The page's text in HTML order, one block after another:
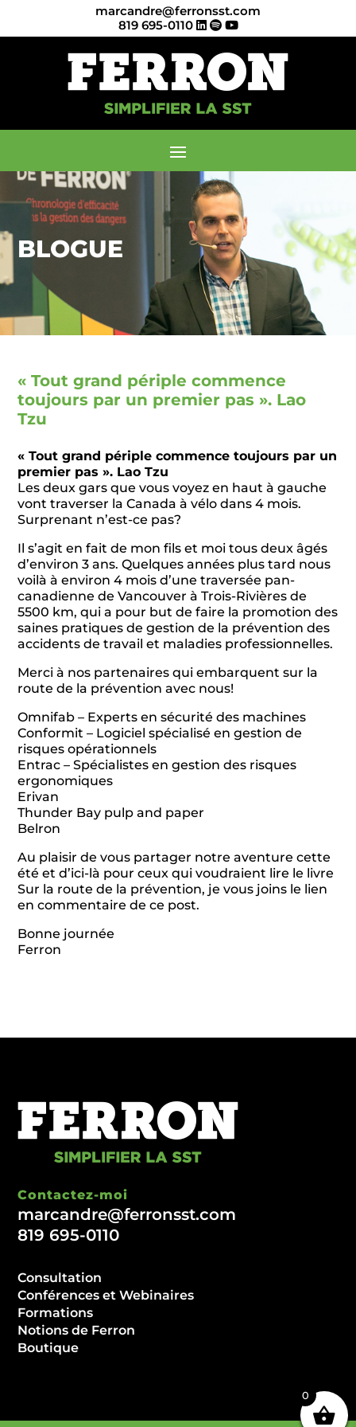
marcandre@ferronsst.com
819 695-0110
BLOGUE
« Tout grand périple commence
toujours par un premier pas ». Lao
Tzu
« Tout grand périple commence toujours par un
premier pas ». Lao Tzu
Les deux gars que vous voyez en haut à gauche
vont traverser la Canada à vélo dans 4 mois.
Surprenant n’est-ce pas?
Il s’agit en fait de mon fils et moi tous deux âgés
d’environ 3 ans. Quelques années plus tard nous
voilà à environ 4 mois d’une traversée pan-
canadienne de Vancouver à Trois-Rivières de
5500 km, qui a pour but de faire la promotion des
saines pratiques de gestion de la prévention des
accidents de travail et maladies professionnelles.
Merci à nos partenaires qui embarquent sur la
route de la prévention avec nous!
Omnifab – Experts en sécurité des machines
Conformit – Logiciel spécialisé en gestion de
risques opérationnels
Entrac – Spécialistes en gestion des risques
ergonomiques
Erivan
Thunder Bay pulp and paper
Belron
Au plaisir de vous partager notre aventure cette
été et d’ici-là pour ceux qui voudraient lire le livre
Sur la route de la prévention, je vous joins le lien
en commentaire de ce post.
Bonne journée
Ferron
Contactez-moi
marcandre@ferronsst.com
819 695-0110
Consultation
Conférences et Webinaires
Formations
Notions de Ferron
Boutique
0